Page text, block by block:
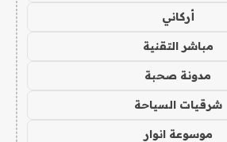
أركاني
مباشر التقنية
مدونة صحبة
شرقيات السياحة
موسوعة انوار